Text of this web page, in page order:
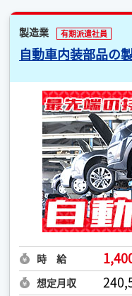
製造業 有期派遣社員
自動車内装部品の
時 給
想定月収